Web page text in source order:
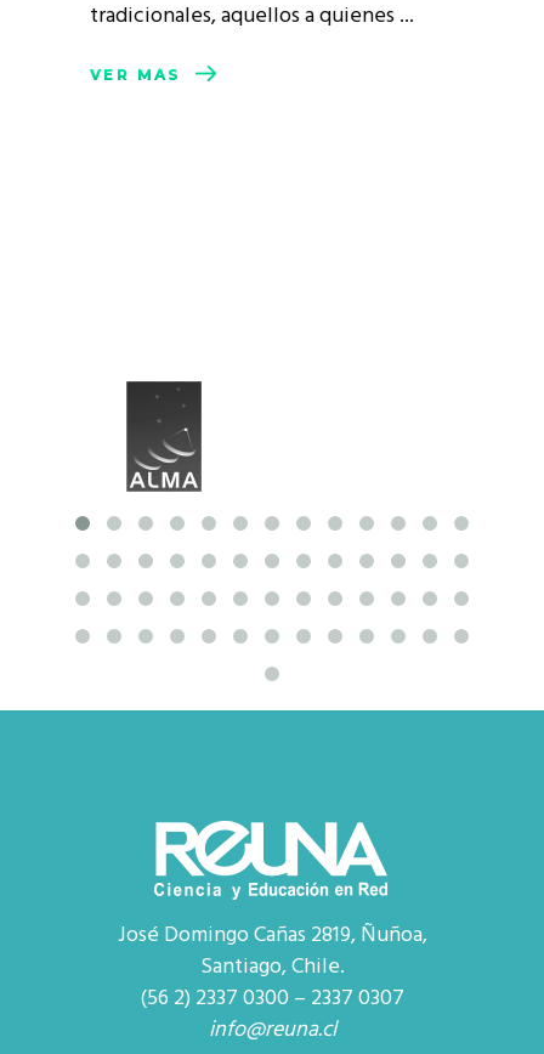
tradicionales, aquellos a quienes
VER MÁS
José Domingo Cañas 2819, Ñuñoa,
Santiago, Chile.
(56 2) 2337 0300 – 2337 0307
info@reuna.cl